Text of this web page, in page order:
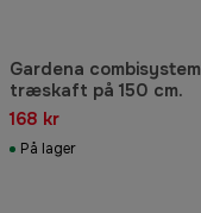
Gardena combisystem
træskaft på 150 cm.
168 kr
På lager